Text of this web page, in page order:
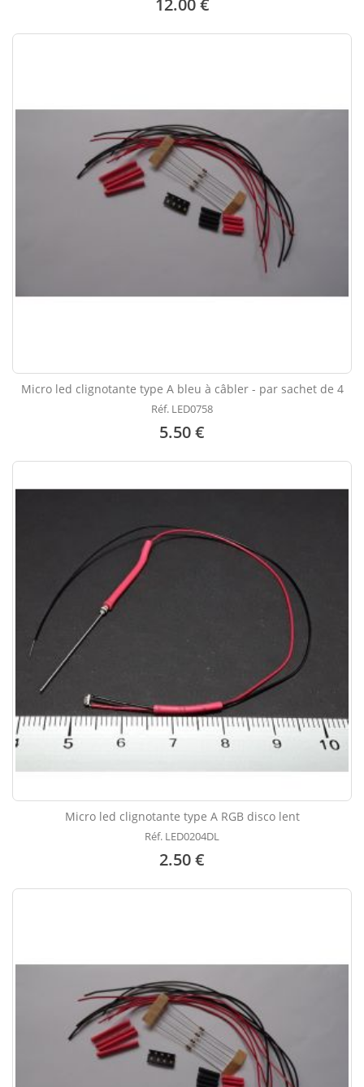
12.00 €
Micro led clignotante type A bleu à câbler - par sachet de 4
Réf. LED0758
5.50 €
Micro led clignotante type A RGB disco lent
Réf. LED0204DL
2.50 €